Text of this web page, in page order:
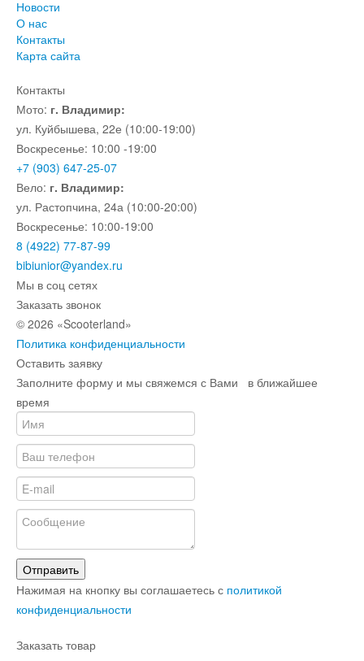
Новости
О нас
Контакты
Карта сайта
Контакты
Мото: г. Владимир:
ул. Куйбышева, 22е (10:00-19:00)
Воскресенье: 10:00 -19:00
+7 (903) 647-25-07
Вело: г. Владимир:
ул. Растопчина, 24а (10:00-20:00)
Воскресенье: 10:00-19:00
8 (4922) 77-87-99
bibiunior@yandex.ru
Мы в соц сетях
Заказать звонок
© 2026 «Scooterland»
Политика конфиденциальности
Оставить заявку
Заполните форму и мы свяжемся с Вами в ближайшее
время
Отправить
Нажимая на кнопку вы соглашаетесь с политикой
конфиденциальности
Заказать товар